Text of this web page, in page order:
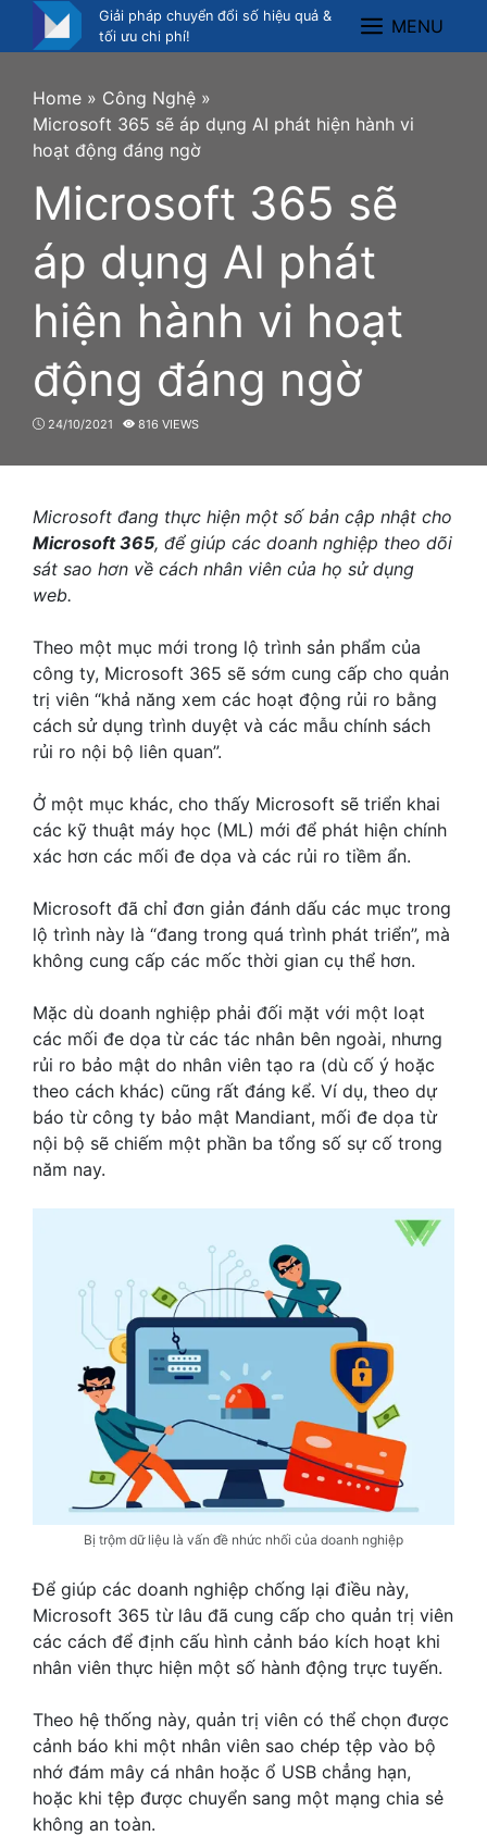
Giải pháp chuyển đổi số hiệu quả &
tối ưu chi phí!
Menu
MENU
Home » Công Nghệ »
Microsoft 365 sẽ áp dụng AI phát hiện hành vi
hoạt động đáng ngờ
Microsoft 365 sẽ
áp dụng AI phát
hiện hành vi hoạt
động đáng ngờ
24/10/2021 816 VIEWS
Microsoft đang thực hiện một số bản cập nhật cho
Microsoft 365, để giúp các doanh nghiệp theo dõi
sát sao hơn về cách nhân viên của họ sử dụng
web.
Theo một mục mới trong lộ trình sản phẩm của
công ty, Microsoft 365 sẽ sớm cung cấp cho quản
trị viên “khả năng xem các hoạt động rủi ro bằng
cách sử dụng trình duyệt và các mẫu chính sách
rủi ro nội bộ liên quan”.
Ở một mục khác, cho thấy Microsoft sẽ triển khai
các kỹ thuật máy học (ML) mới để phát hiện chính
xác hơn các mối đe dọa và các rủi ro tiềm ẩn.
Microsoft đã chỉ đơn giản đánh dấu các mục trong
lộ trình này là “đang trong quá trình phát triển”, mà
không cung cấp các mốc thời gian cụ thể hơn.
Mặc dù doanh nghiệp phải đối mặt với một loạt
các mối đe dọa từ các tác nhân bên ngoài, nhưng
rủi ro bảo mật do nhân viên tạo ra (dù cố ý hoặc
theo cách khác) cũng rất đáng kể. Ví dụ, theo dự
báo từ công ty bảo mật Mandiant, mối đe dọa từ
nội bộ sẽ chiếm một phần ba tổng số sự cố trong
năm nay.
Bị trộm dữ liệu là vấn đề nhức nhối của doanh nghiệp
Để giúp các doanh nghiệp chống lại điều này,
Microsoft 365 từ lâu đã cung cấp cho quản trị viên
các cách để định cấu hình cảnh báo kích hoạt khi
nhân viên thực hiện một số hành động trực tuyến.
Theo hệ thống này, quản trị viên có thể chọn được
cảnh báo khi một nhân viên sao chép tệp vào bộ
nhớ đám mây cá nhân hoặc ổ USB chẳng hạn,
hoặc khi tệp được chuyển sang một mạng chia sẻ
không an toàn.